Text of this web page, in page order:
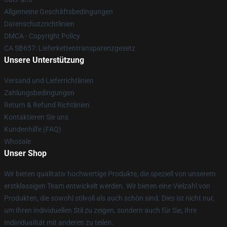
Allgemeine Geschäftsbedingungen
Datenschutzrichtlinien
DMCA - Copyright Policy
CA SB657: Lieferkettentransparenzgesetz
Unsere Unterstützung
Versand und Lieferrichtlinien
Zahlungsbedingungen
Return & Refund Richtlinien
Kontaktieren Sie uns
Kundenhilfe (FAQ)
Whosale
Unser Shop
Wir bieten qualitativ hochwertige Produkte, die speziell von unserem
erstklassigen Team entwickelt werden. Wir bieten eine Vielzahl von
Produkten, die sowohl stilvoll als auch schön sind. Dies ist nicht nur,
um Ihren individuellen Stil zu zeigen, sondern auch für Sie, Ihre
Individualität mit anderen zu teilen.